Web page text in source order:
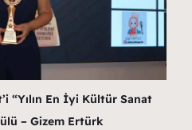
“Yılın En İyi Kültür Sanat
– Gizem Ertürk